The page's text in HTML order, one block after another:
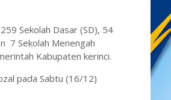
Sekolah Dasar (SD), 54
7 Sekolah Menengah
Kabupaten kerinci.
pada Sabtu (16/12)